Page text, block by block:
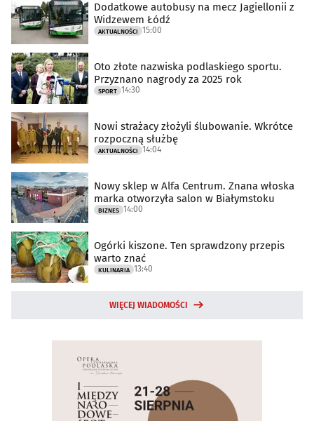
Dodatkowe autobusy na mecz Jagiellonii z
Widzewem Łódź
AKTUALNOŚCI 15:00
Oto złote nazwiska podlaskiego sportu.
Przyznano nagrody za 2025 rok
SPORT 14:30
Nowi strażacy złożyli ślubowanie. Wkrótce
rozpoczną służbę
AKTUALNOŚCI 14:04
Nowy sklep w Alfa Centrum. Znana włoska
marka otworzyła salon w Białymstoku
BIZNES 14:00
Ogórki kiszone. Ten sprawdzony przepis
warto znać
KULINARIA 13:40
WIĘCEJ WIADOMOŚCI